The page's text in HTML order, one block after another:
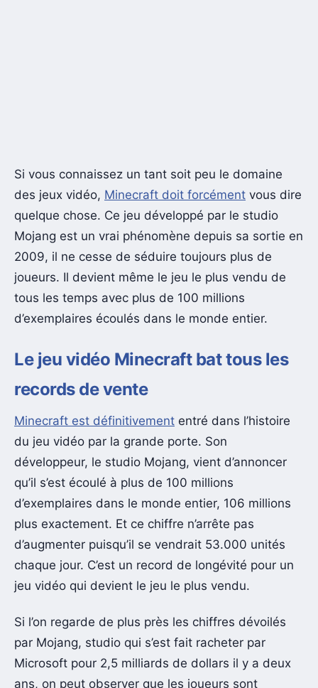
Si vous connaissez un tant soit peu le domaine
des jeux vidéo, Minecraft doit forcément vous dire
quelque chose. Ce jeu développé par le studio
Mojang est un vrai phénomène depuis sa sortie en
2009, il ne cesse de séduire toujours plus de
joueurs. Il devient même le jeu le plus vendu de
tous les temps avec plus de 100 millions
d’exemplaires écoulés dans le monde entier.
Le jeu vidéo Minecraft bat tous les
records de vente
Minecraft est définitivement entré dans l’histoire
du jeu vidéo par la grande porte. Son
développeur, le studio Mojang, vient d’annoncer
qu’il s’est écoulé à plus de 100 millions
d’exemplaires dans le monde entier, 106 millions
plus exactement. Et ce chiffre n’arrête pas
d’augmenter puisqu’il se vendrait 53.000 unités
chaque jour. C’est un record de longévité pour un
jeu vidéo qui devient le jeu le plus vendu.
Si l’on regarde de plus près les chiffres dévoilés
par Mojang, studio qui s’est fait racheter par
Microsoft pour 2,5 milliards de dollars il y a deux
ans, on peut observer que les joueurs sont